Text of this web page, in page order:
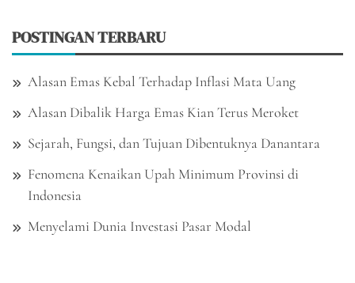
POSTINGAN TERBARU
Alasan Emas Kebal Terhadap Inflasi Mata Uang
Alasan Dibalik Harga Emas Kian Terus Meroket
Sejarah, Fungsi, dan Tujuan Dibentuknya Danantara
Fenomena Kenaikan Upah Minimum Provinsi di
Indonesia
Menyelami Dunia Investasi Pasar Modal